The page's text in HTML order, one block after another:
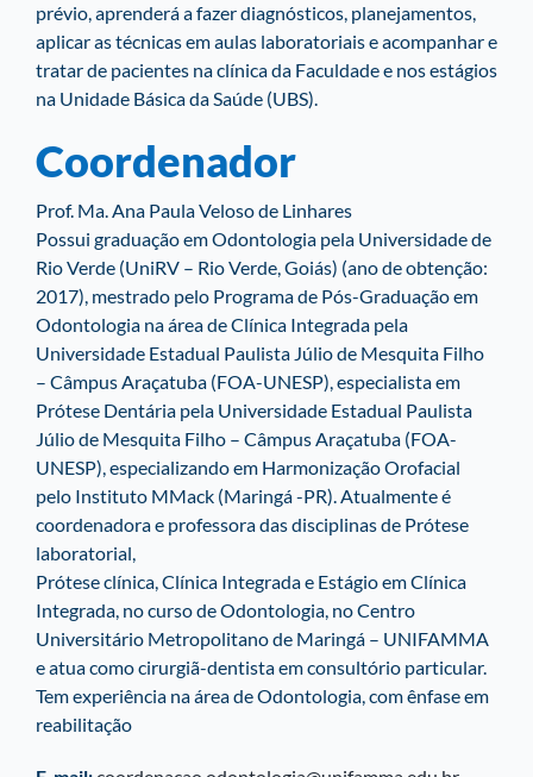
prévio, aprenderá a fazer diagnósticos, planejamentos,
aplicar as técnicas em aulas laboratoriais e acompanhar e
tratar de pacientes na clínica da Faculdade e nos estágios
na Unidade Básica da Saúde (UBS).
Coordenador
Prof. Ma. Ana Paula Veloso de Linhares
Possui graduação em Odontologia pela Universidade de
Rio Verde (UniRV – Rio Verde, Goiás) (ano de obtenção:
2017), mestrado pelo Programa de Pós-Graduação em
Odontologia na área de Clínica Integrada pela
Universidade Estadual Paulista Júlio de Mesquita Filho
– Câmpus Araçatuba (FOA-UNESP), especialista em
Prótese Dentária pela Universidade Estadual Paulista
Júlio de Mesquita Filho – Câmpus Araçatuba (FOA-
UNESP), especializando em Harmonização Orofacial
pelo Instituto MMack (Maringá -PR). Atualmente é
coordenadora e professora das disciplinas de Prótese
laboratorial,
Prótese clínica, Clínica Integrada e Estágio em Clínica
Integrada, no curso de Odontologia, no Centro
Universitário Metropolitano de Maringá – UNIFAMMA
e atua como cirurgiã-dentista em consultório particular.
Tem experiência na área de Odontologia, com ênfase em
reabilitação